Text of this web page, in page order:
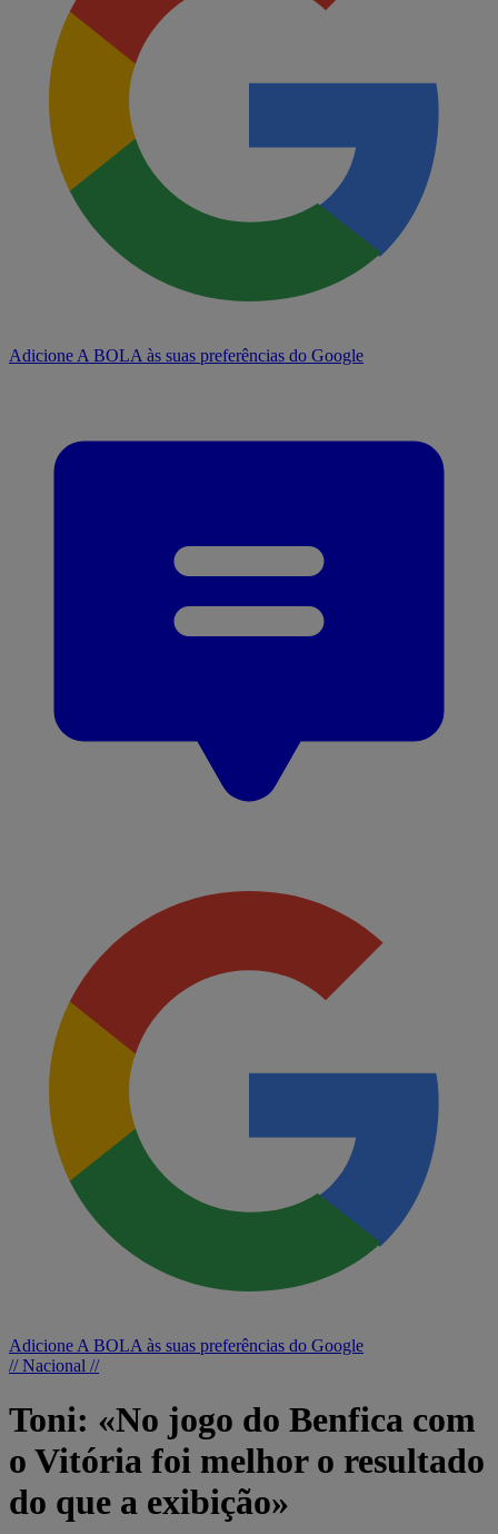
Adicione A BOLA às suas preferências do Google
Adicione A BOLA às suas preferências do Google
// Nacional //
Toni: «No jogo do Benfica com
o Vitória foi melhor o resultado
do que a exibição»